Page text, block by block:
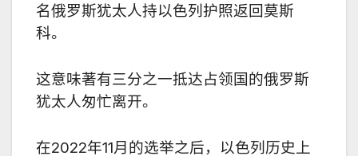
名俄罗斯犹太人持以色列护照返回莫斯
科。
这意味著有三分之一抵达占领国的俄罗斯
犹太人匆忙离开。
在2022年11月的选举之后，以色列历史上